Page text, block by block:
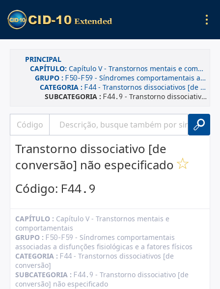
PRINCIPAL
CAPÍTULO: Capítulo V - Transtornos mentais e comportamentais
GRUPO : F50-F59 - Síndromes comportamentais associadas a disfunções fisiológicas e a fatores físicos
CATEGORIA : F44- Transtornos dissociativos [de conversão]
SUBCATEGORIA : F44.9 - Transtorno dissociativo [de conversão] não especificado
Transtorno dissociativo [de
conversão] não especificado
Código: F44.9
CAPÍTULO : Capítulo V - Transtornos mentais e
comportamentais
GRUPO : F50-F59 - Síndromes comportamentais
associadas a disfunções fisiológicas e a fatores físicos
CATEGORIA : F44- Transtornos dissociativos [de
conversão]
SUBCATEGORIA : F44.9 - Transtorno dissociativo [de
conversão] não especificado